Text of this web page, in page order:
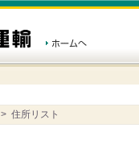
> 住所リスト